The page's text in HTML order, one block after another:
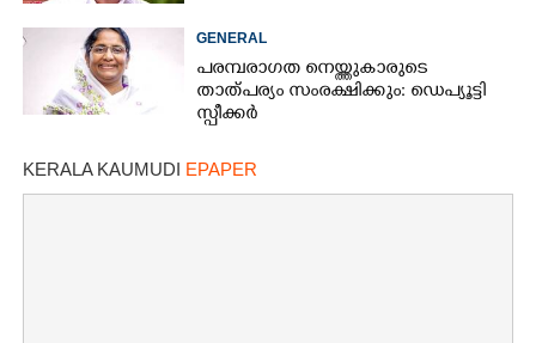
GENERAL
പരമ്പരാഗത നെയ്ത്തുകാരുടെ
താത്പര്യം സംരക്ഷിക്കും: ഡെപ്യൂട്ടി
സ്പീക്കർ
KERALA KAUMUDI EPAPER